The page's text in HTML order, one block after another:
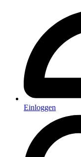
Einloggen